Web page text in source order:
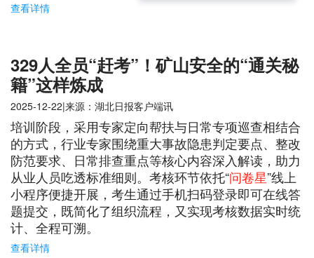
查看详情
329人全员“赶考”！矿山安全的“通关秘
籍”这样炼成
2025-12-22|来源：湖北日报客户端讯
培训阶段，采用专家定向帮扶与日常专项巡查相结合
的方式，行业专家围绕重大事故隐患判定要点、整改
防范要求、日常排查重点等核心内容深入解读，助力
从业人员吃透标准细则。考核环节依托“问卷星”线上
小程序便捷开展，考生通过手机扫码登录即可在线答
题提交，既简化了组织流程，又实现考核数据实时统
计、全程可溯。
查看详情